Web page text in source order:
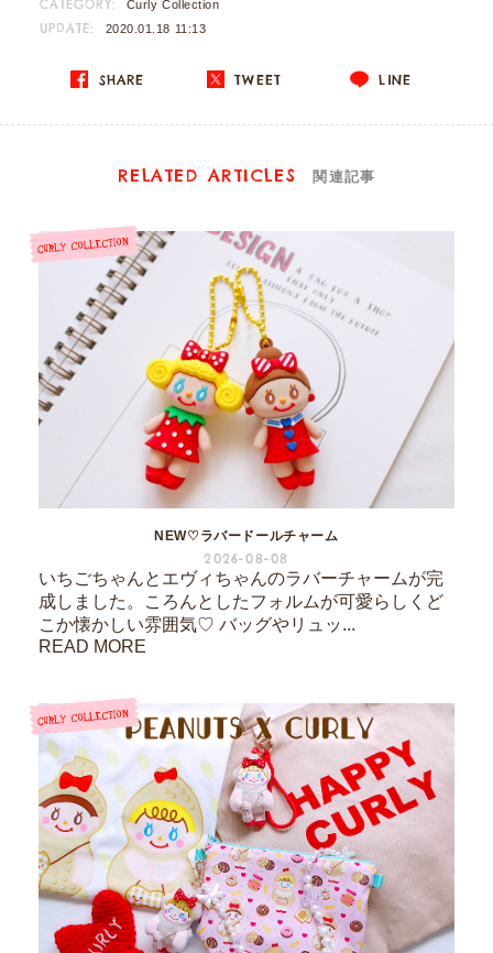
CATEGORY: Curly Collection
UPDATE: 2020.01.18 11:13
SHARE TWEET LINE
RELATED ARTICLES 関連記事
NEW♡ラバードールチャーム
2026-08-08
いちごちゃんとエヴィちゃんのラバーチャームが完
成しました。ころんとしたフォルムが可愛らしくど
こか懐かしい雰囲気♡ バッグやリュッ...
READ MORE